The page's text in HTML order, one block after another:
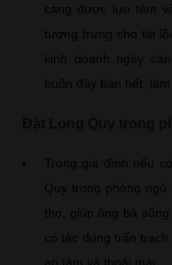
càng được lưu tâm
tượng trưng cho tài
kinh doanh ngày
buôn đầy bán hết, làm
Trong gia đình nếu
Quy trong phòng ngủ
thọ, giúp ông bà
có tác dụng trấn